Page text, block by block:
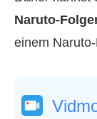
Naruto-
einem